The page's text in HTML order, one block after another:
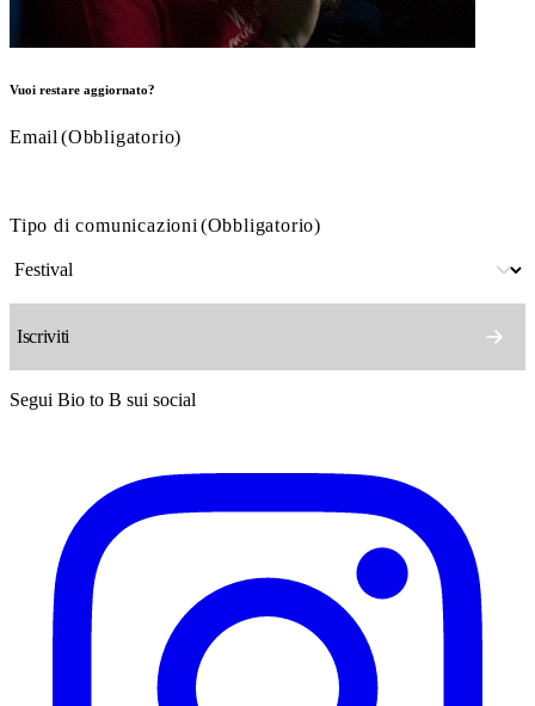
Vuoi restare aggiornato?
Email (Obbligatorio)
Tipo di comunicazioni (Obbligatorio)
Segui Bio to B sui social